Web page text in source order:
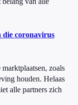
die coronavirus
zoals
houden. Helaas
alle partners zich